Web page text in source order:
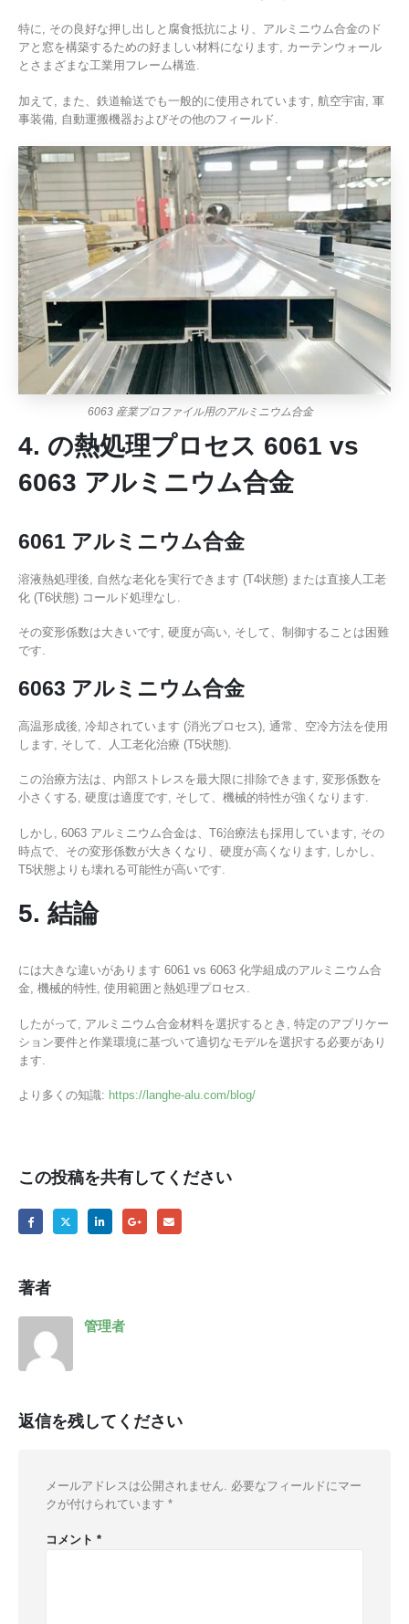
特に, その良好な押し出しと腐食抵抗により、アルミニウム合金のド
アと窓を構築するための好ましい材料になります, カーテンウォール
とさまざまな工業用フレーム構造.
加えて, また、鉄道輸送でも一般的に使用されています, 航空宇宙, 軍
事装備, 自動運搬機器およびその他のフィールド.
6063 産業プロファイル用のアルミニウム合金
4. の熱処理プロセス 6061 vs
6063 アルミニウム合金
6061 アルミニウム合金
溶液熱処理後, 自然な老化を実行できます (T4状態) または直接人工老
化 (T6状態) コールド処理なし.
その変形係数は大きいです, 硬度が高い, そして、制御することは困難
です.
6063 アルミニウム合金
高温形成後, 冷却されています (消光プロセス), 通常、空冷方法を使用
します, そして、人工老化治療 (T5状態).
この治療方法は、内部ストレスを最大限に排除できます, 変形係数を
小さくする, 硬度は適度です, そして、機械的特性が強くなります.
しかし, 6063 アルミニウム合金は、T6治療法も採用しています, その
時点で、その変形係数が大きくなり、硬度が高くなります, しかし、
T5状態よりも壊れる可能性が高いです.
5. 結論
には大きな違いがあります 6061 vs 6063 化学組成のアルミニウム合
金, 機械的特性, 使用範囲と熱処理プロセス.
したがって, アルミニウム合金材料を選択するとき, 特定のアプリケー
ション要件と作業環境に基づいて適切なモデルを選択する必要があり
ます.
より多くの知識: https://langhe-alu.com/blog/
この投稿を共有してください
著者
管理者
返信を残してください
メールアドレスは公開されません. 必要なフィールドにマー
クが付けられています *
コメント *